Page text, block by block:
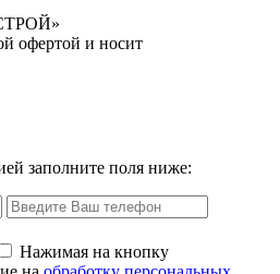
офертой и носит
заполните поля ниже:
Нажимая на кнопку